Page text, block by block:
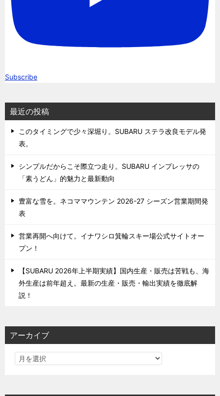
Subscribe
最近の投稿
このタイミングで少々深堀り。SUBARU ステラ改良モデル発
表。
シンプルだからこそ際立つ走り。SUBARU インプレッサの
「素うどん」的魅力と最新動向
豊富な雪を。ネコママウンテン 2026-27 シーズン営業期間発
表
営業再開へ向けて。イナワシロ箕輪スキー場公式サイトオー
プン！
【SUBARU 2026年上半期実績】国内生産・販売は苦戦も、海
外生産は前年超え。最新の生産・販売・輸出実績を徹底解
説！
アーカイブ